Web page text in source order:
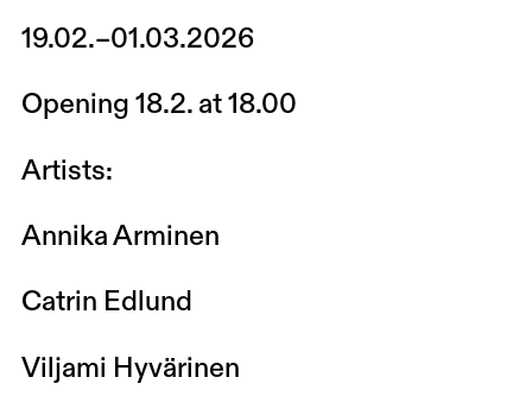
19.02.–01.03.2026
Opening 18.2. at 18.00
Artists:
Annika Arminen
Catrin Edlund
Viljami Hyvärinen